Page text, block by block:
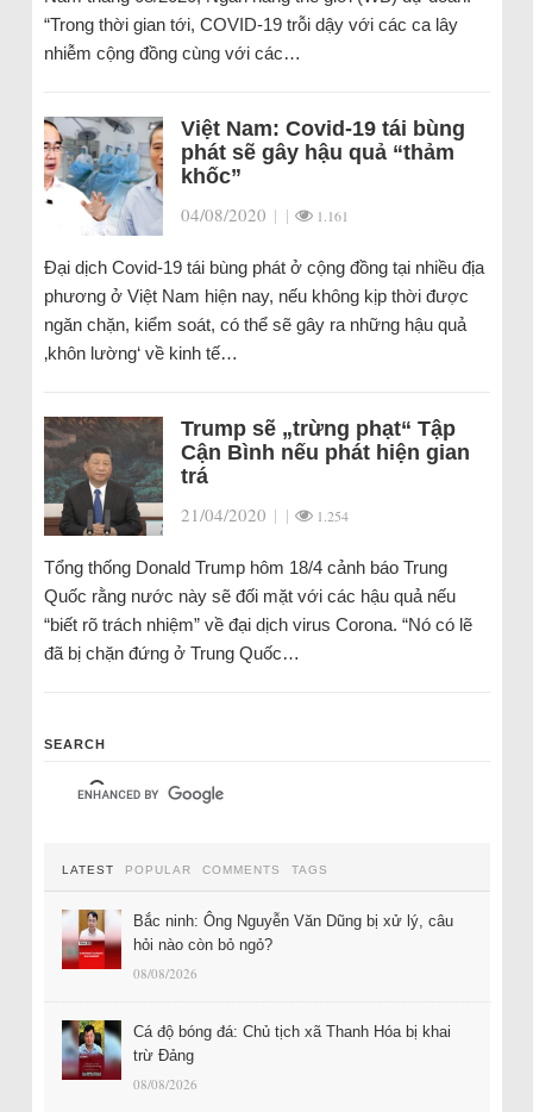
“Trong thời gian tới, COVID-19 trỗi dậy với các ca lây
nhiễm cộng đồng cùng với các…
Việt Nam: Covid-19 tái bùng
phát sẽ gây hậu quả “thảm
khốc”
04/08/2020 | | 1.161
Đại dịch Covid-19 tái bùng phát ở cộng đồng tại nhiều địa
phương ở Việt Nam hiện nay, nếu không kịp thời được
ngăn chặn, kiểm soát, có thể sẽ gây ra những hậu quả
‚khôn lường‘ về kinh tế…
Trump sẽ „trừng phạt“ Tập
Cận Bình nếu phát hiện gian
trá
21/04/2020 | | 1.254
Tổng thống Donald Trump hôm 18/4 cảnh báo Trung
Quốc rằng nước này sẽ đối mặt với các hậu quả nếu
“biết rõ trách nhiệm” về đại dịch virus Corona. “Nó có lẽ
đã bị chặn đứng ở Trung Quốc…
SEARCH
LATEST POPULAR COMMENTS TAGS
Bắc ninh: Ông Nguyễn Văn Dũng bị xử lý, câu
hỏi nào còn bỏ ngỏ?
08/08/2026
Cá độ bóng đá: Chủ tịch xã Thanh Hóa bị khai
trừ Đảng
08/08/2026